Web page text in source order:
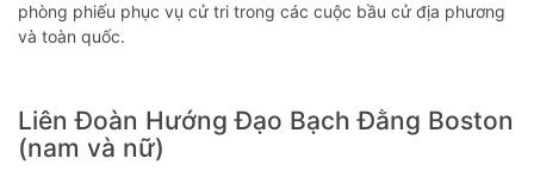
phòng phiếu phục vụ cử tri trong các cuộc bầu cử địa phương
và toàn quốc.
Liên Đoàn Hướng Đạo Bạch Đằng Boston
(nam và nữ)